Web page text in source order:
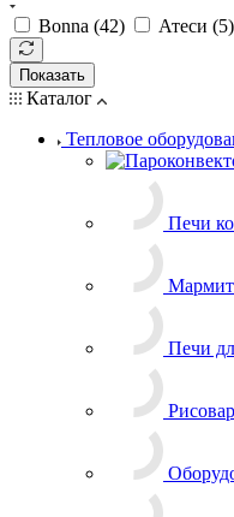
Bonna (42) Атеси (5)
Показать
Каталог
Тепловое
Печи
Печи